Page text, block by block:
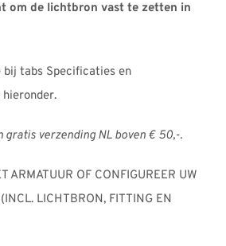
om de lichtbron vast te zetten in
tabs Specificaties en
gratis verzending NL boven € 50,-.
ARMATUUR OF CONFIGUREER UW
LICHTBRON, FITTING EN